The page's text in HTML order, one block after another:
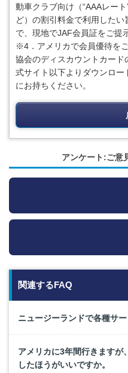
動車クラブ向け（“AAAレー
ど）の割引料金で利用した
で、現地でJAF会員証をご提
※4．アメリカで会員優待を
協会のディスカウントカー
式サイト以下よりダウンロー
にお持ちください。
アンケート:ご意
関連するFAQ
ニュージーランドで各種サ
アメリカに3年間行きます
したほうがいいですか。